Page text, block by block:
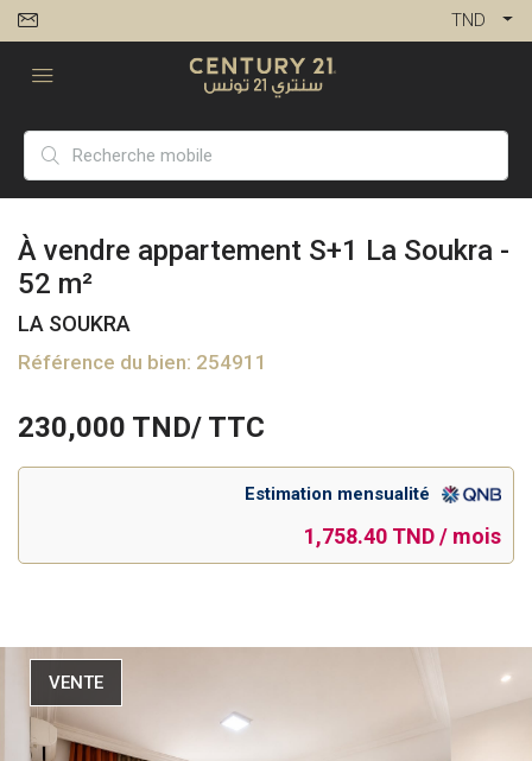
TND
À vendre appartement S+1 La Soukra -
52 m²
LA SOUKRA
Référence du bien: 254911
230,000 TND/ TTC
Estimation mensualité
1,758.40 TND / mois
VENTE